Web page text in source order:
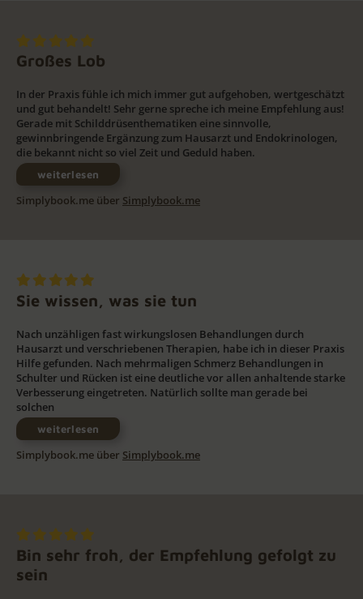
Großes Lob
In der Praxis fühle ich mich immer gut aufgehoben, wertgeschätzt
und gut behandelt! Sehr gerne spreche ich meine Empfehlung aus!
Gerade mit Schilddrüsenthematiken eine sinnvolle,
gewinnbringende Ergänzung zum Hausarzt und Endokrinologen,
die bekannt nicht so viel Zeit und Geduld haben.
weiterlesen
Simplybook.me über Simplybook.me
Sie wissen, was sie tun
Nach unzähligen fast wirkungslosen Behandlungen durch
Hausarzt und verschriebenen Therapien, habe ich in dieser Praxis
Hilfe gefunden. Nach mehrmaligen Schmerz Behandlungen in
Schulter und Rücken ist eine deutliche vor allen anhaltende starke
Verbesserung eingetreten. Natürlich sollte man gerade bei
solchen
weiterlesen
Simplybook.me über Simplybook.me
Bin sehr froh, der Empfehlung gefolgt zu
sein